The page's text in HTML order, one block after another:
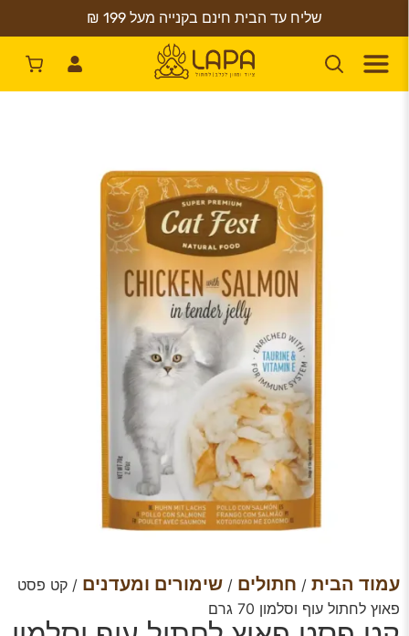
שליח עד הבית חינם בקנייה מעל 199 ₪
עמוד הבית / חתולים / שימורים ומעדנים / קט פסט
פאוץ לחתול עוף וסלמון 70 גרם